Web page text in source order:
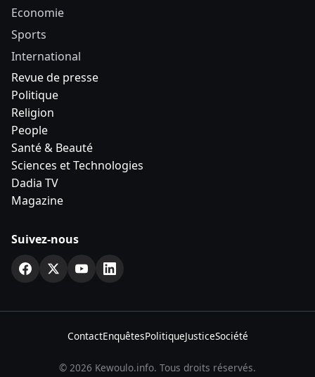
Economie
Sports
International
Revue de presse
Politique
Religion
People
Santé & Beauté
Sciences et Technologies
Dadia TV
Magazine
Suivez-nous
ContactEnquêtesPolitiqueJusticeSociété
© 2026 Kewoulo.info. Tous droits réservés.